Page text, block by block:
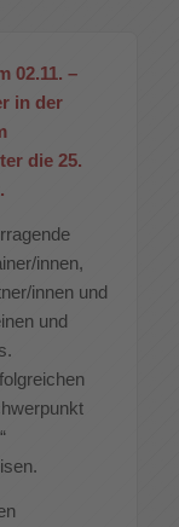
02.11. –
in der
die 25.
innen,
innen und
und